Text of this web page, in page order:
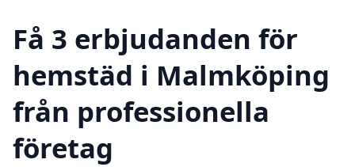
Få 3 erbjudanden för
hemstäd i Malmköping
från professionella
företag